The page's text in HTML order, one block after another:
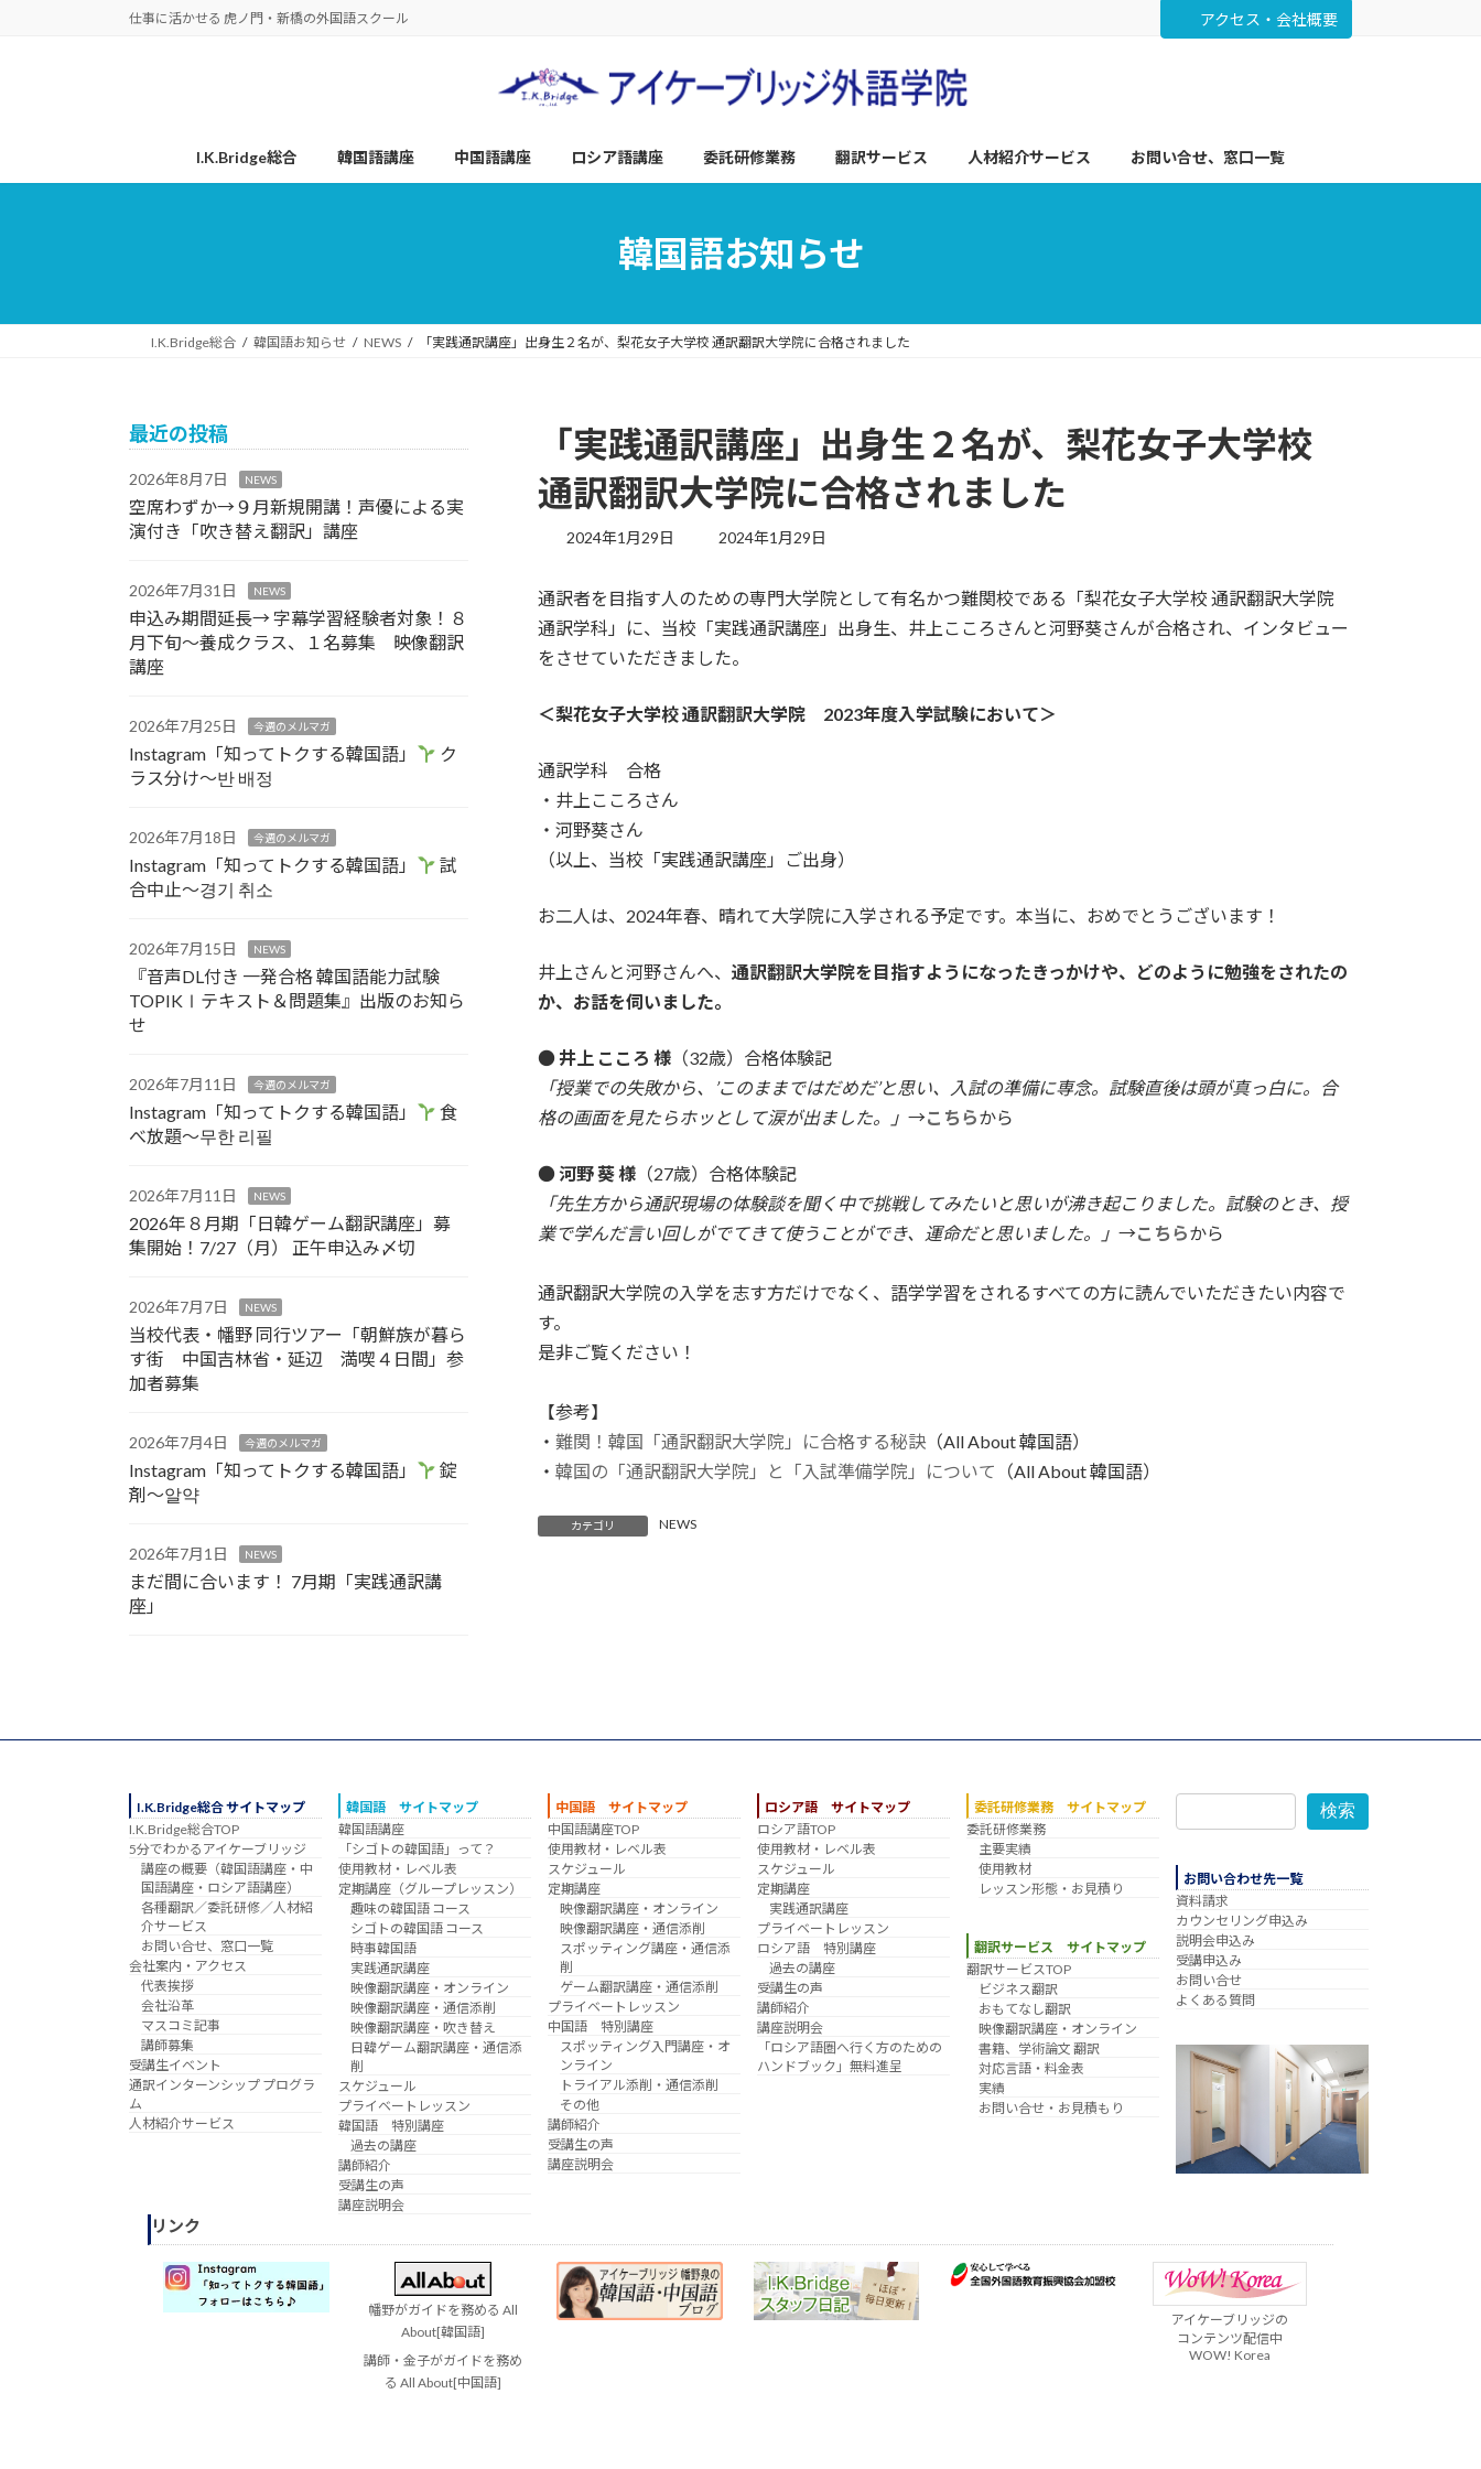
仕事に活かせる 虎ノ門・新橋の外国語スクール アクセス・会社概要
I.K.Bridge総合 韓国語講座 中国語講座 ロシア語講座 委託研修業務 翻訳サービス 人材紹介サービス お問い合せ、窓口一覧
韓国語お知らせ
I.K.Bridge総合 韓国語お知らせ NEWS 「実践通訳講座」出身生２名が、梨花女子大学校 通訳翻訳大学院に合格されました
「実践通訳講座」出身生２名が、梨花女子大学校
通訳翻訳大学院に合格されました
2024年1月29日
最
新
日
時
:
2024年1月29日
通訳者を目指す人のための専門大学院として有名かつ難関校である「梨花女子大学校 通訳翻訳大学院
通訳学科」に、当校「実践通訳講座」出身生、井上こころさんと河野葵さんが合格され、インタビュー
をさせていただきました。
＜梨花女子大学校 通訳翻訳大学院 2023年度入学試験において＞
通訳学科 合格
・井上こころさん
・河野葵さん
（以上、当校「実践通訳講座」ご出身）
お二人は、2024年春、晴れて大学院に入学される予定です。本当に、おめでとうございます！
井上さんと河野さんへ、 通訳翻訳大学院を目指すようになったきっかけや、どのように勉強をされたの
か、お話を伺いました。
● 井上 こころ 様（32歳）合格体験記
「授業での失敗から、’このままではだめだ’と思い、入試の準備に専念。試験直後は頭が真っ白に。合
格の画面を見たらホッとして涙が出ました。」 →こちらから
●河野 葵 様（27歳）合格体験記
「先生方から通訳現場の体験談を聞く中で挑戦してみたいと思いが沸き起こりました。試験のとき、授
業で学んだ言い回しがでてきて使うことができ、運命だと思いました。」 →こちらから
通訳翻訳大学院の入学を志す方だけでなく、語学学習をされるすべての方に読んでいただきたい内容で
す。
是非ご覧ください！
【参考】
・ 難関！韓国「通訳翻訳大学院」に合格する秘訣（All About 韓国語）
・ 韓国の「通訳翻訳大学院」と「入試準備学院」について （All About 韓国語）
カテゴリ NEWS
最近の投稿
2026年8月7日 NEWS
空席わずか→９月新規開講！声優による実
演付き「吹き替え翻訳」講座
2026年7月31日 NEWS
申込み期間延長→ 字幕学習経験者対象！８
月下旬～養成クラス、１名募集 映像翻訳
講座
2026年7月25日 今週のメルマガ
Instagram「知ってトクする韓国語」
ク
ラス分け～반 배정
2026年7月18日 今週のメルマガ
Instagram「知ってトクする韓国語」
試
合中止～경기 취소
2026年7月15日 NEWS
『音声DL付き 一発合格 韓国語能力試験
TOPIKⅠテキスト＆問題集』出版のお知ら
せ
2026年7月11日 今週のメルマガ
Instagram「知ってトクする韓国語」
食
べ放題～무한 리필
2026年7月11日 NEWS
2026年８月期「日韓ゲーム翻訳講座」募
集開始！7/27（月） 正午申込み〆切
2026年7月7日 NEWS
当校代表・幡野 同行ツアー「朝鮮族が暮ら
す街 中国吉林省・延辺 満喫４日間」参
加者募集
2026年7月4日 今週のメルマガ
Instagram「知ってトクする韓国語」
錠
剤～알약
2026年7月1日 NEWS
まだ間に合います！ 7月期「実践通訳講
座」
I.K.Bridge総合 サイトマップ
I.K.Bridge総合TOP
5分でわかるアイケーブリッジ
講座の概要（韓国語講座・中
国語講座・ロシア語講座）
各種翻訳／委託研修／人材紹
介サービス
お問い合せ、窓口一覧
会社案内・アクセス
代表挨拶
会社沿革
マスコミ記事
講師募集
受講生イベント
通訳インターンシップ プログラ
ム
人材紹介サービス
韓国語 サイトマップ
韓国語講座
「シゴトの韓国語」って？
使用教材・レベル表
定期講座（グループレッスン）
趣味の韓国語 コース
シゴトの韓国語 コース
時事韓国語
実践通訳講座
映像翻訳講座・オンライン
映像翻訳講座・通信添削
映像翻訳講座・吹き替え
日韓ゲーム翻訳講座・通信添
削
スケジュール
プライベートレッスン
韓国語 特別講座
過去の講座
講師紹介
受講生の声
講座説明会
中国語 サイトマップ
中国語講座TOP
使用教材・レベル表
スケジュール
定期講座
映像翻訳講座・オンライン
映像翻訳講座・通信添削
スポッティング講座・通信添
削
ゲーム翻訳講座・通信添削
プライベートレッスン
中国語 特別講座
スポッティング入門講座・オ
ンライン
トライアル添削・通信添削
その他
講師紹介
受講生の声
講座説明会
ロシア語 サイトマップ
ロシア語TOP
使用教材・レベル表
スケジュール
定期講座
実践通訳講座
プライベートレッスン
ロシア語 特別講座
過去の講座
受講生の声
講師紹介
講座説明会
「ロシア語圏へ行く方のための
ハンドブック」無料進呈
委託研修業務 サイトマップ
委託研修業務
主要実績
使用教材
レッスン形態・お見積り
翻訳サービス サイトマップ
翻訳サービスTOP
ビジネス翻訳
おもてなし翻訳
映像翻訳講座・オンライン
書籍、学術論文 翻訳
対応言語・料金表
実績
お問い合せ・お見積もり
検索
お問い合わせ先一覧
資料請求
カウンセリング申込み
説明会申込み
受講申込み
お問い合せ
よくある質問
リンク
幡野がガイドを務める All
About[韓国語]
講師・金子がガイドを務め
る All About[中国語]
アイケーブリッジの
コンテンツ配信中
WOW! Korea